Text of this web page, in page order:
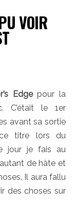
VOIR
Edgepour la
C’était le 1er
avant sa sortie
titre lors du
jour je fais au
de hâte et
Il aura fallu
des choses sur